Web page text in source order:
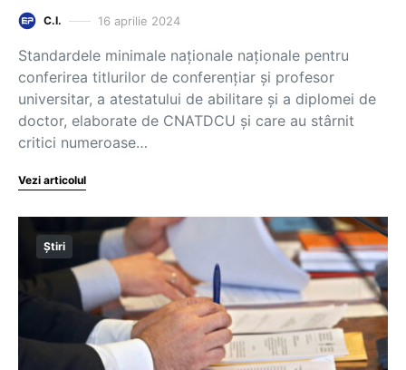
C.I. 16 aprilie 2024
Standardele minimale naționale naționale pentru
conferirea titlurilor de conferențiar și profesor
universitar, a atestatului de abilitare și a diplomei de
doctor, elaborate de CNATDCU și care au stârnit
critici numeroase…
Vezi articolul
Știri